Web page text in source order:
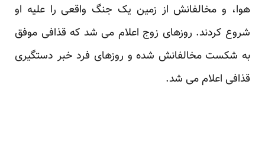
هوا، و مخالفانش از زمین یک جنگ واقعی را علیه او
شروع کردند. روزهای زوج اعلام می شد که قذافی موفق
به شکست مخالفانش شده و روزهای فرد خبر دستگیری
قذافی اعلام می شد.